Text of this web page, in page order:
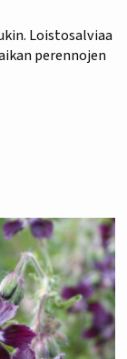
Loistosalviaa
perennojen